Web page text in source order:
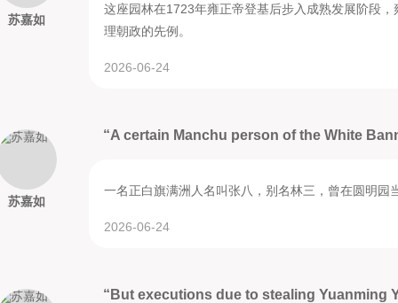
苏嘉如
这座园林在1723年雍正帝登基后步入成熟发展阶段
理朝政的先例。
2026-06-24
苏嘉如
“A certain Manchu person of the White
一名正白旗满洲人名叫张八，别名林三，曾在圆明
2026-06-24
“But executions due to stealing Yuanming